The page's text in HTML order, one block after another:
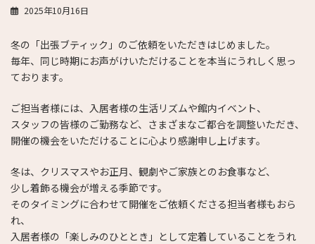
2025年10月16日
冬の「出張ブティック」のご依頼をいただきはじめました。
毎年、同じ時期にお声がけいただけることを本当にうれしく思っ
ております。
ご担当者様には、入居者様の生活リズムや館内イベント、
スタッフの皆様のご勤務など、さまざまなご都合を調整いただき、
開催の機会をいただけることに心より感謝申し上げます。
冬は、クリスマスやお正月、観劇やご家族とのお食事など、
少し着飾る機会が増える季節です。
そのタイミングに合わせて開催をご依頼くださる担当者様もおら
れ、
入居者様の「楽しみのひととき」として定着していることをうれ